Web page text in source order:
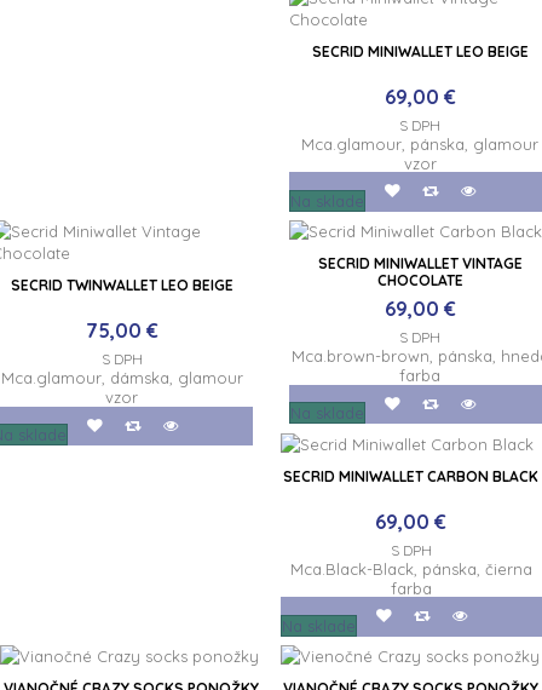
SECRID MINIWALLET LEO BEIGE
69,00 €
S DPH
Mca.glamour, pánska, glamour
vzor
Na sklade
SECRID TWINWALLET LEO BEIGE
75,00 €
S DPH
Mca.glamour, dámska, glamour
vzor
sklade
SECRID MINIWALLET VINTAGE
CHOCOLATE
69,00 €
S DPH
Mca.brown-brown, pánska,
farba
Na sklade
SECRID MINIWALLET CARBON BLACK
69,00 €
S DPH
Mca.Black-Black, pánska, čierna
farba
Na sklade